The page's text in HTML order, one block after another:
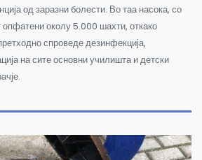
од заразни болести. Во таа насока, со
опфатени околу 5.000 шахти, откако
спроведе дезинфекција,
на сите основни училишта и детски